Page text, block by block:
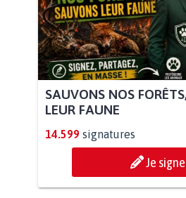
SAUVONS NOS
LEUR FAUNE
14.599 signatures
Je signe